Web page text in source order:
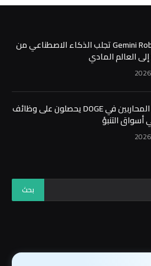
Gemini Robotics 2 تجلب الذكاء الاصطناعي من
قدامى المحاربين في DOGE يحصلون على وظائف
أسواق التنبؤ